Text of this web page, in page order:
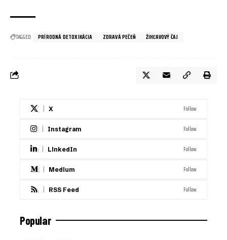
TAGGED: PRÍRODNÁ DETOXIKÁCIA ZDRAVÁ PEČEŇ ŽIHĽAVOVÝ ČAJ
X Follow
Instagram Follow
LinkedIn Follow
Medium Follow
RSS Feed Follow
Popular